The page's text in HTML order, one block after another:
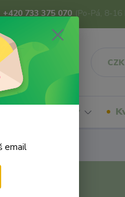
CZK
+420 733 375 070 (Po-Pá, 8-16
Náhrdelníky
email